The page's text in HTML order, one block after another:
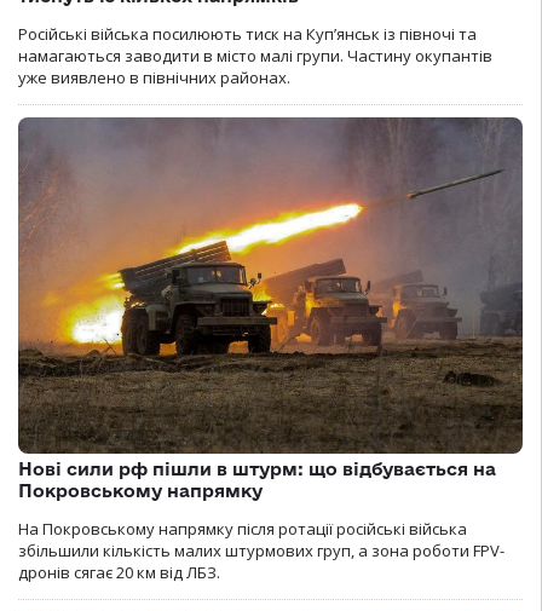
Російські війська посилюють тиск на Куп’янськ із півночі та
намагаються заводити в місто малі групи. Частину окупантів
уже виявлено в північних районах.
Нові сили рф пішли в штурм: що відбувається на
Покровському напрямку
На Покровському напрямку після ротації російські війська
збільшили кількість малих штурмових груп, а зона роботи FPV-
дронів сягає 20 км від ЛБЗ.